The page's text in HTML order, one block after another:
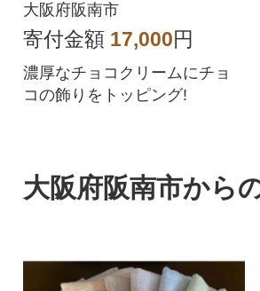
大阪府阪南市
寄付金額 17,000円
濃厚なチョコクリームにチョ
コの飾りをトッピング!
大阪府阪南市から